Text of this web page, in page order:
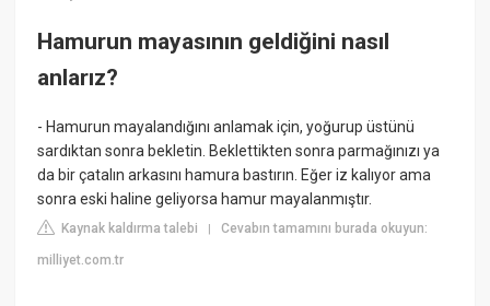
Hamurun mayasının geldiğini nasıl
anlarız?
- Hamurun mayalandığını anlamak için, yoğurup üstünü
sardıktan sonra bekletin. Beklettikten sonra parmağınızı ya
da bir çatalın arkasını hamura bastırın. Eğer iz kalıyor ama
sonra eski haline geliyorsa hamur mayalanmıştır.
Kaynak kaldırma talebi |Cevabın tamamını burada okuyun:
milliyet.com.tr